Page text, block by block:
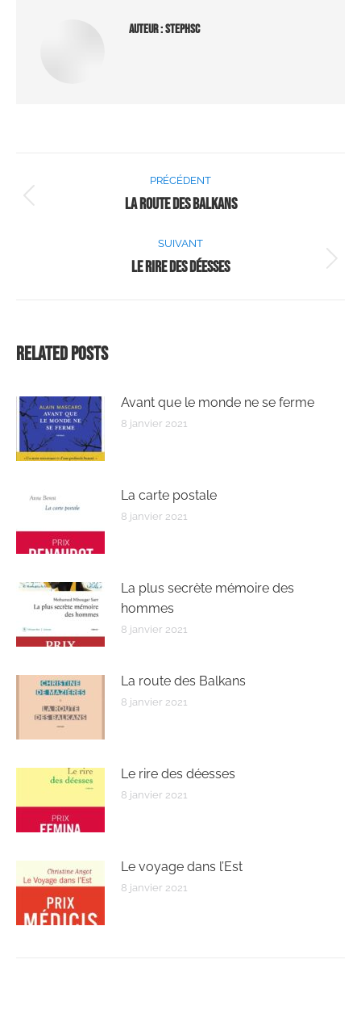
Auteur :StephSC
PRÉCÉDENT
La route des Balkans
SUIVANT
Le rire des déesses
Related Posts
Avant que le monde ne se ferme
8 janvier 2021
La carte postale
8 janvier 2021
La plus secrète mémoire des
hommes
8 janvier 2021
La route des Balkans
8 janvier 2021
Le rire des déesses
8 janvier 2021
Le voyage dans l’Est
8 janvier 2021